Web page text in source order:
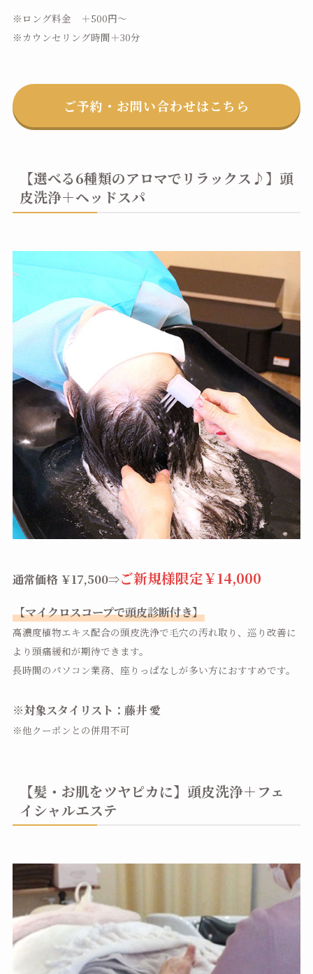
※ロング料金 ＋500円～
※カウンセリング時間＋30分
ご予約・お問い合わせはこちら
【選べる6種類のアロマでリラックス♪】頭
皮洗浄＋ヘッドスパ
通常価格 ￥17,500⇒ご新規様限定￥14,000
【マイクロスコープで頭皮診断付き】
高濃度植物エキス配合の頭皮洗浄で毛穴の汚れ取り、巡り改善に
より頭痛緩和が期待できます。
長時間のパソコン業務、座りっぱなしが多い方におすすめです。
※対象スタイリスト：藤井 愛
※他クーポンとの併用不可
【髪・お肌をツヤピカに】頭皮洗浄＋フェ
イシャルエステ